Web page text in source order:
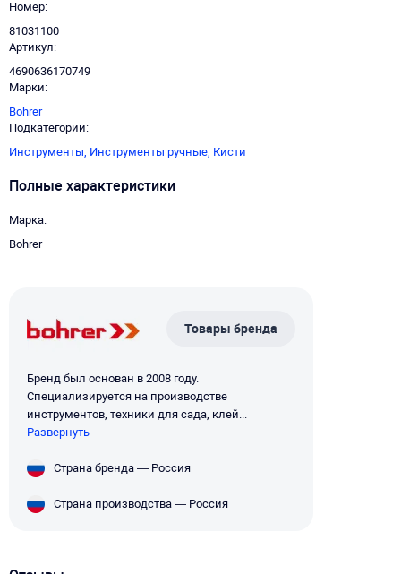
Номер
81031100
Артикул
4690636170749
Марки
Bohrer
Подкатегории
Инструменты, Инструменты ручные, Кисти
Полные характеристики
Марка
Bohrer
Товары бренда
Бренд был основан в 2008 году.
Специализируется на производстве
инструментов, техники для сада, клей...
Развернуть
Страна бренда — Россия
Страна производства — Россия